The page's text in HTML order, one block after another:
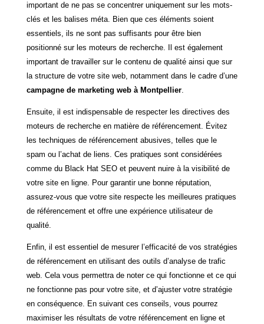
important de ne pas se concentrer uniquement sur les mots-
clés et les balises méta. Bien que ces éléments soient
essentiels, ils ne sont pas suffisants pour être bien
positionné sur les moteurs de recherche. Il est également
important de travailler sur le contenu de qualité ainsi que sur
la structure de votre site web, notamment dans le cadre d’une
campagne de marketing web à Montpellier.
Ensuite, il est indispensable de respecter les directives des
moteurs de recherche en matière de référencement. Évitez
les techniques de référencement abusives, telles que le
spam ou l’achat de liens. Ces pratiques sont considérées
comme du Black Hat SEO et peuvent nuire à la visibilité de
votre site en ligne. Pour garantir une bonne réputation,
assurez-vous que votre site respecte les meilleures pratiques
de référencement et offre une expérience utilisateur de
qualité.
Enfin, il est essentiel de mesurer l’efficacité de vos stratégies
de référencement en utilisant des outils d’analyse de trafic
web. Cela vous permettra de noter ce qui fonctionne et ce qui
ne fonctionne pas pour votre site, et d’ajuster votre stratégie
en conséquence. En suivant ces conseils, vous pourrez
maximiser les résultats de votre référencement en ligne et